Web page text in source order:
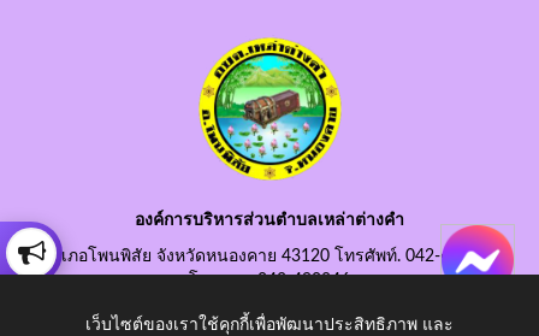
องค์การบริหารส่วนตำบลเหล่าต่างคำ
อำเภอโพนพิสัย จังหวัดหนองคาย 43120 โทรศัพท์. 042-490845
โทรสาร. 042-490846
อีเมลกลาง. saraban@laotangkham.go.th
เว็บไซต์ของเราใช้คุกกี้เพื่อพัฒนาประสิทธิภาพ และ